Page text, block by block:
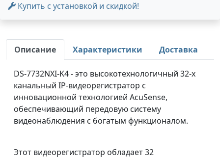
Купить с установкой и скидкой!
Описание Характеристики Доставка
DS-7732NXI-K4 - это высокотехнологичный 32-х
канальный IP-видеорегистратор с
инновационной технологией AcuSense,
обеспечивающий передовую систему
видеонаблюдения с богатым функционалом.
Этот видеорегистратор обладает 32